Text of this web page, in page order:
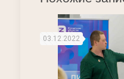
03.12.2022